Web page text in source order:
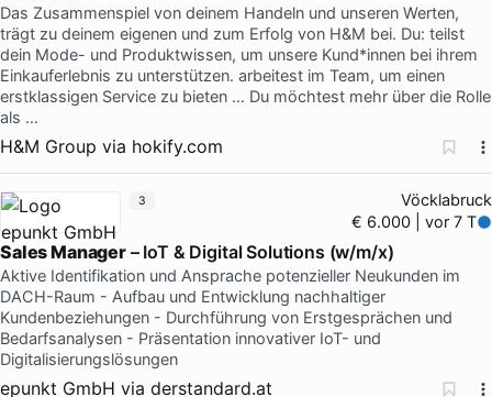
Das Zusammenspiel von deinem Handeln und unseren Werten,
trägt zu deinem eigenen und zum Erfolg von H&M bei. Du: teilst
dein Mode- und Produktwissen, um unsere Kund*innen bei ihrem
Einkauferlebnis zu unterstützen. arbeitest im Team, um einen
erstklassigen Service zu bieten … Du möchtest mehr über die Rolle
als …
H&M Group via hokify.com
Vöcklabruck
€ 6.000 | vor 7 T
Sales Manager– IoT & Digital Solutions (w/m/x)
Aktive Identifikation und Ansprache potenzieller Neukunden im
DACH-Raum - Aufbau und Entwicklung nachhaltiger
Kundenbeziehungen - Durchführung von Erstgesprächen und
Bedarfsanalysen - Präsentation innovativer IoT- und
Digitalisierungslösungen
epunkt GmbH via derstandard.at
3